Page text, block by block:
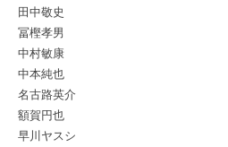
田中敬史
冨樫孝男
中村敏康
中本純也
名古路英介
額賀円也
早川ヤスシ